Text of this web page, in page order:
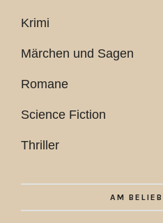
Krimi
Märchen und Sagen
Romane
Science Fiction
Thriller
AM